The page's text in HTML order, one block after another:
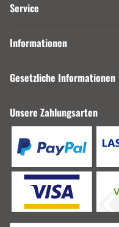
Service
Informationen
Gesetzliche Informationen
Unsere Zahlungsarten